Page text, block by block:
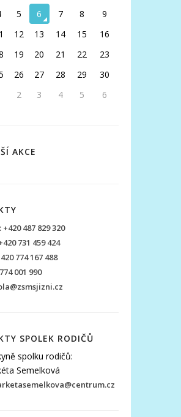
5 6 7 8
9
12 13 14 15
16
19 20 21 22
23
26 27 28 29
30
2 3 4 5 6
AKCE
487 829 320
731 459 424
774 167 488
001 990
SPOLEK RODIČŮ
spolku rodičů:
Semelková